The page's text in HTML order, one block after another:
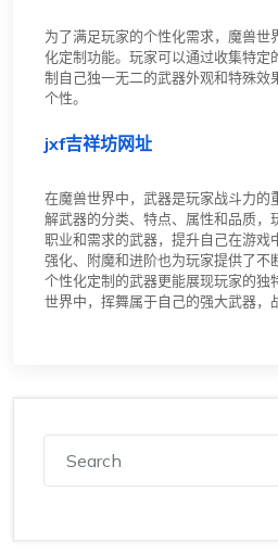
为了满足玩家的个性化需求，魔兽世
化定制功能。玩家可以通过收集特定
制自己独一无二的武器外观和特殊效
个性。
jxf吉祥坊网址
在魔兽世界中，武器是玩家战斗力的
解武器的分类、特点、属性和品质，
职业和需求的武器，提升自己在游戏
强化、附魔和进阶也为玩家提供了不
个性化定制的武器更能展现玩家的独
世界中，挥舞属于自己的强大武器，